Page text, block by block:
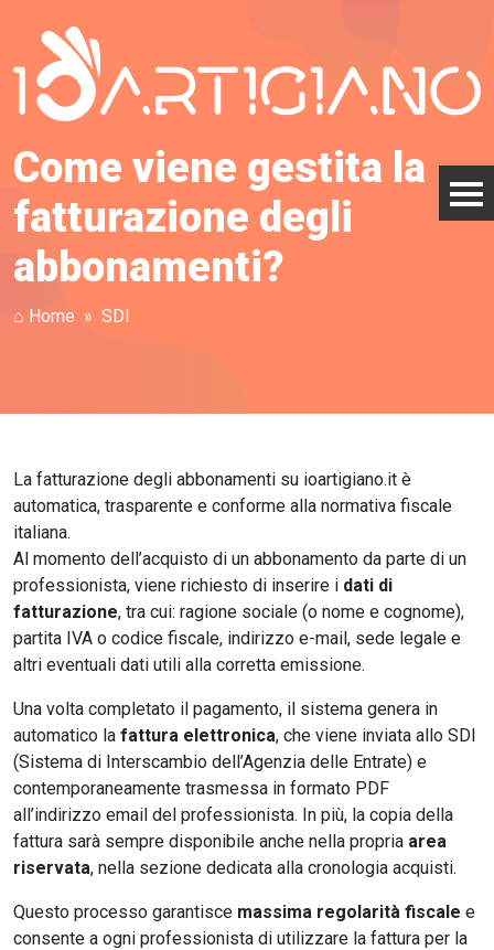
Come viene gestita la
fatturazione degli
abbonamenti?
⌂ Home SDI
La fatturazione degli abbonamenti su ioartigiano.it è
automatica, trasparente e conforme alla normativa fiscale
italiana.
Al momento dell’acquisto di un abbonamento da parte di un
professionista, viene richiesto di inserire i dati di
fatturazione, tra cui: ragione sociale (o nome e cognome),
partita IVA o codice fiscale, indirizzo e-mail, sede legale e
altri eventuali dati utili alla corretta emissione.
Una volta completato il pagamento, il sistema genera in
automatico la fattura elettronica, che viene inviata allo SDI
(Sistema di Interscambio dell’Agenzia delle Entrate) e
contemporaneamente trasmessa in formato PDF
all’indirizzo email del professionista. In più, la copia della
fattura sarà sempre disponibile anche nella propria area
riservata, nella sezione dedicata alla cronologia acquisti.
Questo processo garantisce massima regolarità fiscale e
consente a ogni professionista di utilizzare la fattura per la